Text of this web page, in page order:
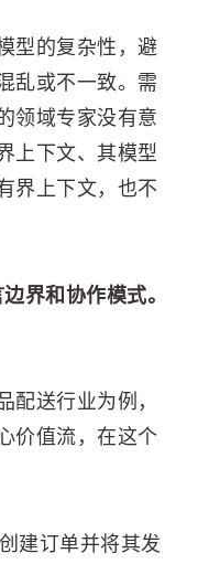
型的复杂性，避
乱或不一致。需
领域专家没有意
上下文、其模型
界上下文，也不
界和协作模式。
配送行业为例，
价值流，在这个
建订单并将其发